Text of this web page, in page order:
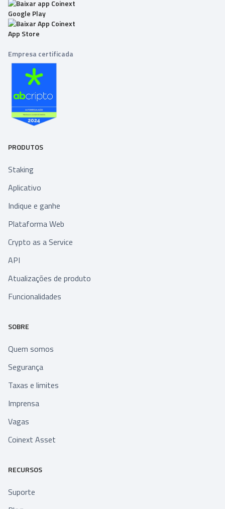
Empresa certificada
PRODUTOS
Staking
Aplicativo
Indique e ganhe
Plataforma Web
Crypto as a Service
API
Atualizações de produto
Funcionalidades
SOBRE
Quem somos
Segurança
Taxas e limites
Imprensa
Vagas
Coinext Asset
RECURSOS
Suporte